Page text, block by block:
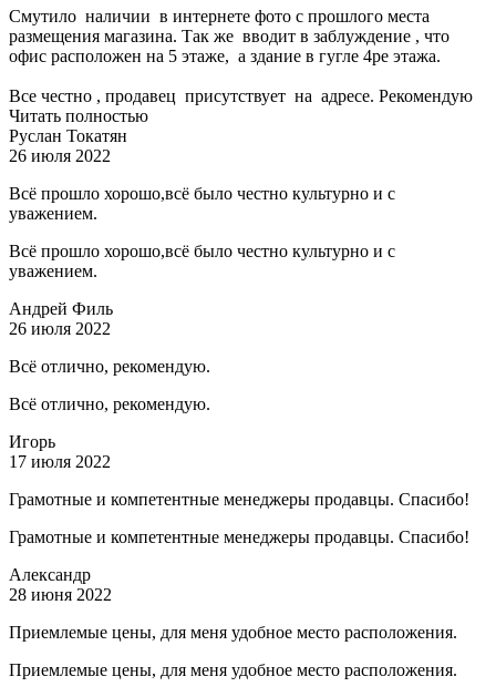
Смутило наличии в интернете фото с прошлого места
размещения магазина. Так же вводит в заблуждение , что
офис расположен на 5 этаже, а здание в гугле 4ре этажа.
Все честно , продавец присутствует на адресе. Рекомендую
Читать полностью
Руслан Токатян
26 июля 2022
Всё прошло хорошо,всё было честно культурно и с
уважением.
Всё прошло хорошо,всё было честно культурно и с
уважением.
Андрей Филь
26 июля 2022
Всё отлично, рекомендую.
Всё отлично, рекомендую.
Игорь
17 июля 2022
Грамотные и компетентные менеджеры продавцы. Спасибо!
Грамотные и компетентные менеджеры продавцы. Спасибо!
Александр
28 июня 2022
Приемлемые цены, для меня удобное место расположения.
Приемлемые цены, для меня удобное место расположения.